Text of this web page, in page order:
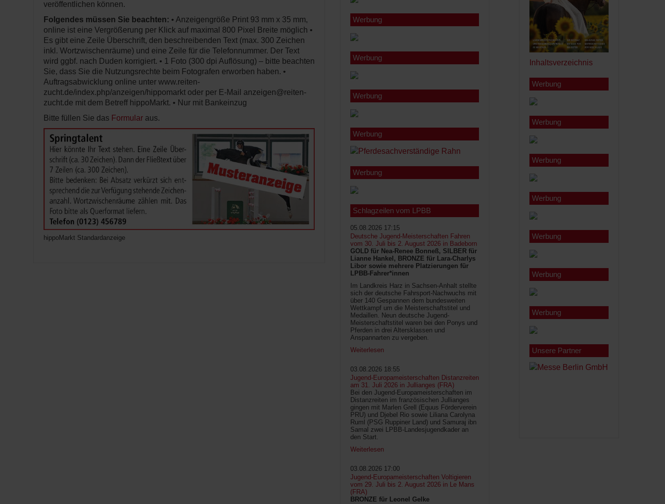
veröffentlichen können.
Folgendes müssen Sie beachten: • Anzeigengröße Print 93 mm x 35 mm,
online ist eine Vergrößerung per Klick auf maximal 800 Pixel Breite möglich •
Es gibt eine Zeile Überschrift, den beschreibenden Text (max. 300 Zeichen
inkl. Wortzwischenräume) und eine Zeile für die Telefonnummer. Der Text
wird ggbf. nach Duden korrigiert. • 1 Foto (300 dpi Auflösung) – bitte beachten
Sie, dass Sie die Nutzungsrechte beim Fotografen erworben haben. •
Auftragsabwicklung online unter www.reiten-
zucht.de/index.php/anzeigen/hippomarkt oder per E-Mail anzeigen@reiten-
zucht.de mit dem Betreff hippoMarkt. • Nur mit Bankeinzug
Bitte füllen Sie das Formular aus.
hippoMarkt Standardanzeige
Werbung
Werbung
Werbung
Werbung
Werbung
Schlagzeilen vom LPBB
05.08.2026 17:15
Deutsche Jugend-Meisterschaften Fahren
vom 30. Juli bis 2. August 2026 in Badeborn
GOLD für Nea-Renee Bonneß, SILBER für
Lianne Hankel, BRONZE für Lara-Charlys
Libor sowie mehrere Platzierungen für
LPBB-Fahrer*innen
Im Landkreis Harz in Sachsen-Anhalt stellte
sich der deutsche Fahrsport-Nachwuchs mit
über 140 Gespannen dem bundesweiten
Wettkampf um die Meisterschaftstitel und
Medaillen. Neun deutsche Jugend-
Meisterschaftstitel waren bei den Ponys und
Pferden in drei Altersklassen und
Anspannarten zu vergeben.
Weiterlesen
03.08.2026 18:55
Jugend-Europameisterschaften Distanzreiten
am 31. Juli 2026 in Jullianges (FRA)
Bei den Jugend-Europameisterschaften im
Distanzreiten im französischen Jullianges
gingen mit Marlen Grell (Equus Förderverein
PRU) und Djebel Rio sowie Liliana Carolyna
Ruml (PSG Ruppiner Land) und Samuraj ibn
Samal zwei LPBB-Landesjugendkader an
den Start.
Weiterlesen
03.08.2026 17:00
Jugend-Europameisterschaften Voltigieren
vom 29. Juli bis 2. August 2026 in Le Mans
(FRA)
BRONZE für Leonel Gelke
Inhaltsverzeichnis
Werbung
Werbung
Werbung
Werbung
Werbung
Werbung
Werbung
Unsere Partner